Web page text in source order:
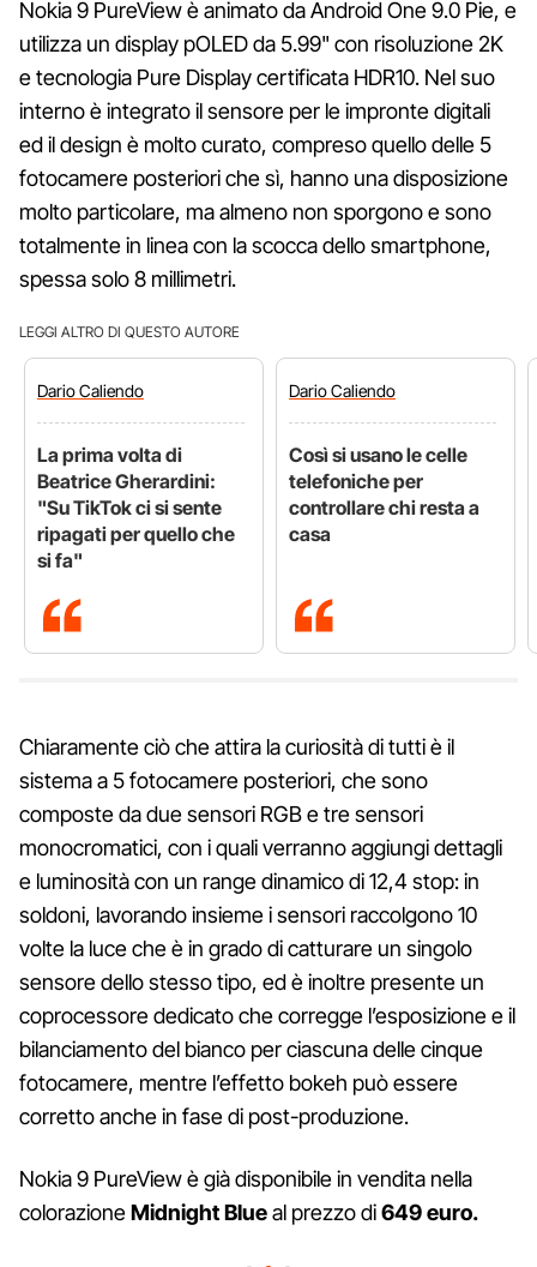
Nokia 9 PureView è animato da Android One 9.0 Pie, e
utilizza un display pOLED da 5.99" con risoluzione 2K
e tecnologia Pure Display certificata HDR10. Nel suo
interno è integrato il sensore per le impronte digitali
ed il design è molto curato, compreso quello delle 5
fotocamere posteriori che sì, hanno una disposizione
molto particolare, ma almeno non sporgono e sono
totalmente in linea con la scocca dello smartphone,
spessa solo 8 millimetri.
LEGGI ALTRO DI QUESTO AUTORE
DarioCaliendo
La prima volta di
Beatrice Gherardini:
"Su TikTok ci si sente
ripagati per quello che
si fa"
DarioCaliendo
Così si usano le celle
telefoniche per
controllare chi resta a
casa
Chiaramente ciò che attira la curiosità di tutti è il
sistema a 5 fotocamere posteriori, che sono
composte da due sensori RGB e tre sensori
monocromatici, con i quali verranno aggiungi dettagli
e luminosità con un range dinamico di 12,4 stop: in
soldoni, lavorando insieme i sensori raccolgono 10
volte la luce che è in grado di catturare un singolo
sensore dello stesso tipo, ed è inoltre presente un
coprocessore dedicato che corregge l’esposizione e il
bilanciamento del bianco per ciascuna delle cinque
fotocamere, mentre l’effetto bokeh può essere
corretto anche in fase di post-produzione.
Nokia 9 PureView è già disponibile in vendita nella
colorazioneMidnight Blueal prezzo di649 euro.